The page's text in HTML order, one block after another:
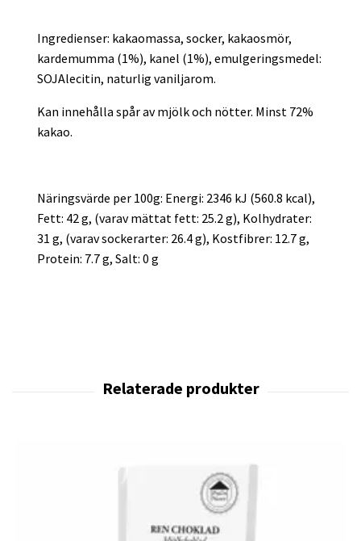
Ingredienser: kakaomassa, socker, kakaosmör,
kardemumma (1%), kanel (1%), emulgeringsmedel:
SOJAlecitin, naturlig vaniljarom.
Kan innehålla spår av mjölk och nötter. Minst 72%
kakao.
Näringsvärde per 100g: Energi: 2346 kJ (560.8 kcal),
Fett: 42 g, (varav mättat fett: 25.2 g), Kolhydrater:
31 g, (varav sockerarter: 26.4 g), Kostfibrer: 12.7 g,
Protein: 7.7 g, Salt: 0 g